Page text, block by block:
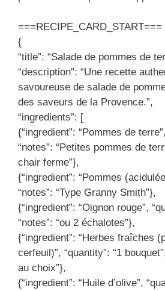
===RECIPE_CARD_START===
{
“title”: “Salade de pommes de
“description”: “Une recette
savoureuse de salade de
des saveurs de la Provence.”,
“ingredients”: [
{“ingredient”: “Pommes de
“notes”: “Petites pommes de
chair ferme”},
{“ingredient”: “Pommes
“notes”: “Type Granny Smith”},
{“ingredient”: “Oignon rouge”,
“notes”: “ou 2 échalotes”},
{“ingredient”: “Herbes fraîches
cerfeuil)”, “quantity”: “1
au choix”},
{“ingredient”: “Huile d’olive”,